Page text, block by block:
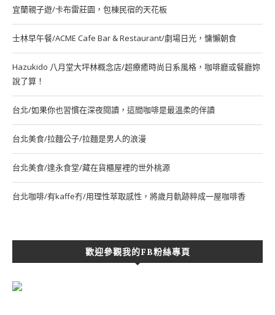
宜蘭親子遊/卡布雷莊園，包棟民宿的天花板
士林早午餐/ACME Cafe Bar & Restaurant/劇場日光，慵懶朝食
Hazukido 八月堂大坪林概念店/超療癒時尚日系風格，咖啡廳或餐廳妳
說了算！
台北/如果你也習慣在深夜閱讀，這間咖啡是最溫柔的伴讀
台北美食/拉麵公子/拉麵是男人的浪漫
台北美食/達永食堂/藏在貨櫃屋裡的世外桃源
台北咖啡/有kaffe冇/用理性萃取感性，將歲月軌跡粹成一屋咖啡香
歡迎參觀我的FB粉絲專頁